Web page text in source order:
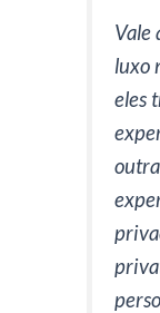
Vale
luxo
eles